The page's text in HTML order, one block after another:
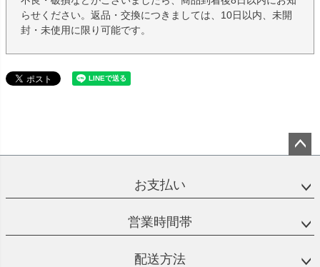
らせください。返品・交換につきましては、10日以内、未開
封・未使用に限り可能です。
ップ
お支払い
営業時間帯
配送方法